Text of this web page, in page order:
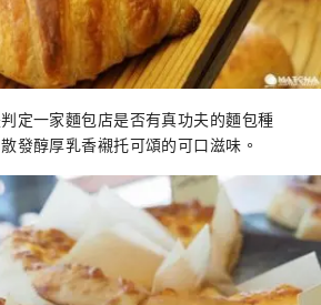
定一家麵包店是否有真功夫的麵包種
發醇厚乳香襯托可頌的可口滋味。